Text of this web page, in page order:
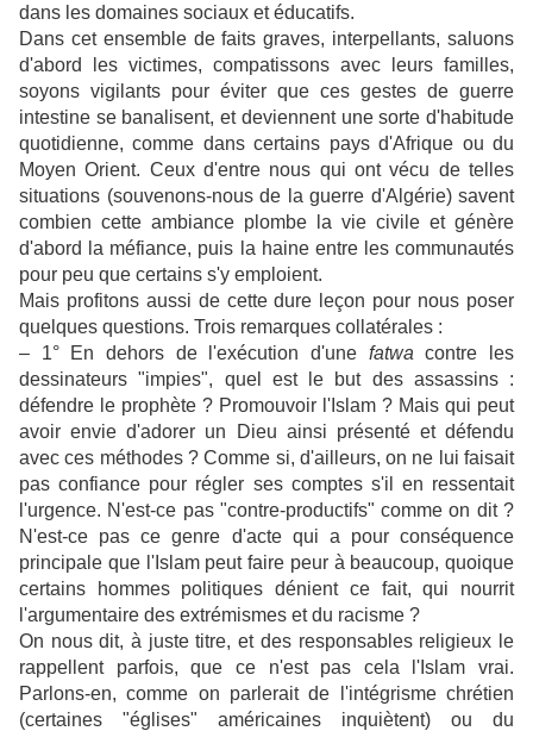
dans les domaines sociaux et éducatifs.
Dans cet ensemble de faits graves, interpellants, saluons
d'abord les victimes, compatissons avec leurs familles,
soyons vigilants pour éviter que ces gestes de guerre
intestine se banalisent, et deviennent une sorte d'habitude
quotidienne, comme dans certains pays d'Afrique ou du
Moyen Orient. Ceux d'entre nous qui ont vécu de telles
situations (souvenons-nous de la guerre d'Algérie) savent
combien cette ambiance plombe la vie civile et génère
d'abord la méfiance, puis la haine entre les communautés
pour peu que certains s'y emploient.
Mais profitons aussi de cette dure leçon pour nous poser
quelques questions. Trois remarques collatérales :
– 1° En dehors de l'exécution d'une fatwa contre les
dessinateurs "impies", quel est le but des assassins :
défendre le prophète ? Promouvoir l'Islam ? Mais qui peut
avoir envie d'adorer un Dieu ainsi présenté et défendu
avec ces méthodes ? Comme si, d'ailleurs, on ne lui faisait
pas confiance pour régler ses comptes s'il en ressentait
l'urgence. N'est-ce pas "contre-productifs" comme on dit ?
N'est-ce pas ce genre d'acte qui a pour conséquence
principale que l'Islam peut faire peur à beaucoup, quoique
certains hommes politiques dénient ce fait, qui nourrit
l'argumentaire des extrémismes et du racisme ?
On nous dit, à juste titre, et des responsables religieux le
rappellent parfois, que ce n'est pas cela l'Islam vrai.
Parlons-en, comme on parlerait de l'intégrisme chrétien
(certaines "églises" américaines inquiètent) ou du